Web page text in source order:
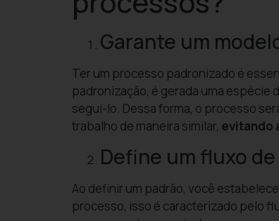
Garante um
Ter um processo padronizado é
padronização, é gerada uma
segui-lo. Dessa forma, o processo
trabalho de maneira similar, evitando
Define um fluxo
Ao definir um padrão, você
processo, isso é caracterizado pelo